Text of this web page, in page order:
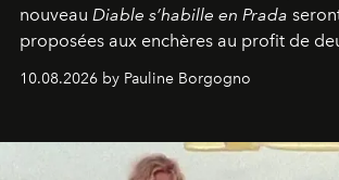
nouveau Diable s’habille en Prada
proposées aux enchères au profit de
10.08.2026 by Pauline Borgogno